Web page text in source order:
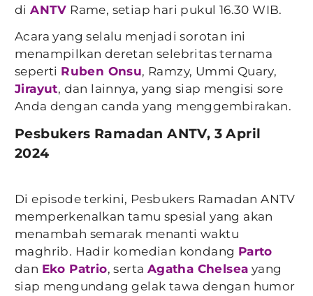
diANTV Rame, setiap hari pukul 16.30 WIB.
Acara yang selalu menjadi sorotan ini
menampilkan deretan selebritas ternama
seperti Ruben Onsu, Ramzy, Ummi Quary,
Jirayut, dan lainnya, yang siap mengisi sore
Anda dengan canda yang menggembirakan.
Pesbukers Ramadan ANTV, 3 April
2024
Di episode terkini, Pesbukers Ramadan ANTV
memperkenalkan tamu spesial yang akan
menambah semarak menanti waktu
maghrib. Hadir komedian kondang Parto
dan Eko Patrio, serta Agatha Chelsea yang
siap mengundang gelak tawa dengan humor